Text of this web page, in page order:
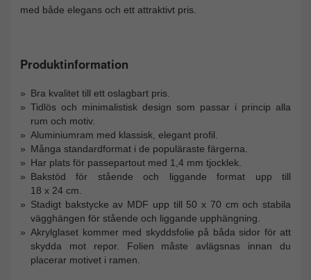
med både elegans och ett attraktivt pris.
Produktinformation
Bra kvalitet till ett oslagbart pris.
Tidlös och minimalistisk design som passar i princip alla
rum och motiv.
Aluminiumram med klassisk, elegant profil.
Många standardformat i de populäraste färgerna.
Har plats för passepartout med 1,4 mm tjocklek.
Bakstöd för stående och liggande format upp till
18 x 24 cm.
Stadigt bakstycke av MDF upp till 50 x 70 cm och stabila
vägghängen för stående och liggande upphängning.
Akrylglaset kommer med skyddsfolie på båda sidor för att
skydda mot repor. Folien måste avlägsnas innan du
placerar motivet i ramen.